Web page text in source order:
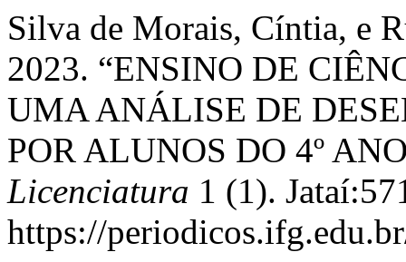
Silva de Morais, Cíntia, e
2023. “ENSINO DE
UMA ANÁLISE DE
POR ALUNOS DO 4º
Licenciatura 1 (1).
https://